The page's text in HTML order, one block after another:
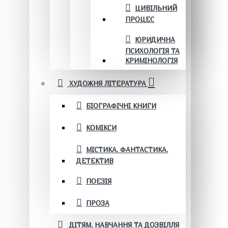
ЦИВІЛЬНИЙ
ПРОЦЕС
ЮРИДИЧНА
ПСИХОЛОГІЯ ТА
КРИМІНОЛОГІЯ
ХУДОЖНЯ ЛІТЕРАТУРА
БІОГРАФІЧНІ КНИГИ
КОМІКСИ
МІСТИКА. ФАНТАСТИКА.
ДЕТЕКТИВ
ПОЕЗІЯ
ПРОЗА
ДІТЯМ. НАВЧАННЯ ТА ДОЗВІЛЛЯ